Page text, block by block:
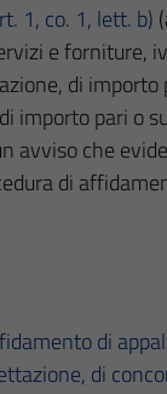
1, co. 1, lett. b)
e forniture,
di importo
importo pari o
avviso che
di
di
di